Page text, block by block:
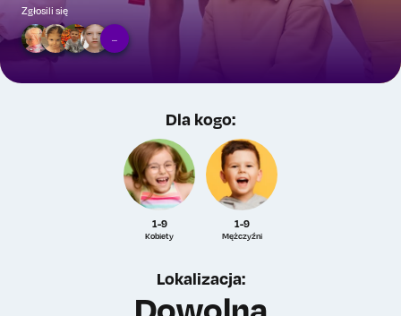
Zgłosili się
Dla kogo:
1-9
Kobiety
1-9
Mężczyźni
Lokalizacja: